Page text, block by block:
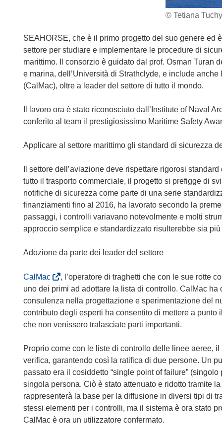
© Tetiana
SEAHORSE, che è il primo progetto del suo genere ed
settore per studiare e implementare le procedure di
marittimo. Il consorzio è guidato dal prof. Osman Turan
e marina, dell’Università di Strathclyde, e include
(CalMac), oltre a leader del settore di tutto il mondo.
Il lavoro ora è stato riconosciuto dall’Institute of Naval
conferito al team il prestigiosissimo Maritime Safety
Applicare al settore marittimo gli standard di sicurezza
Il settore dell’aviazione deve rispettare rigorosi
tutto il trasporto commerciale, il progetto si prefigge di
notifiche di sicurezza come parte di una serie
finanziamenti fino al 2016, ha lavorato secondo la
passaggi, i controlli variavano notevolmente e molti
approccio semplice e standardizzato risulterebbe sia
Adozione da parte dei leader del settore
CalMac(
s
i
a
p
e
n
u
n
a
n
, l’operatore di traghetti che con le sue rotte
uno dei primi ad adottare la lista di controllo. CalMac
consulenza nella progettazione e sperimentazione del
contributo degli esperti ha consentito di mettere a
che non venissero tralasciate parti importanti.
Proprio come con le liste di controllo delle linee aeree,
verifica, garantendo così la ratifica di due persone. Un
passato era il cosiddetto “single point of failure”
singola persona. Ciò è stato attenuato e ridotto tramite
rappresenterà la base per la diffusione in diversi tipi di
stessi elementi per i controlli, ma il sistema è ora stato
CalMac è ora un utilizzatore confermato.